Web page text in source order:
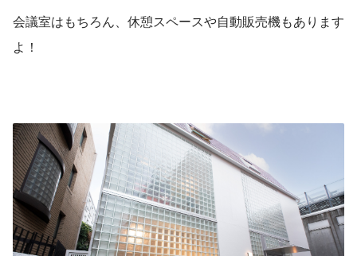
会議室はもちろん、休憩スペースや自動販売機もあります
よ！